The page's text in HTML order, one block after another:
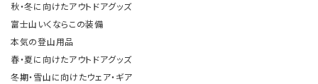
秋・冬に向けたアウトドアグッズ
富士山いくならこの装備
本気の登山用品
春・夏に向けたアウトドアグッズ
冬期・雪山に向けたウェア・ギア